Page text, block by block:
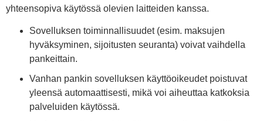
yhteensopiva käytössä olevien laitteiden kanssa.
Sovelluksen toiminnallisuudet (esim. maksujen
hyväksyminen, sijoitusten seuranta) voivat vaihdella
pankeittain.
Vanhan pankin sovelluksen käyttöoikeudet poistuvat
yleensä automaattisesti, mikä voi aiheuttaa katkoksia
palveluiden käytössä.